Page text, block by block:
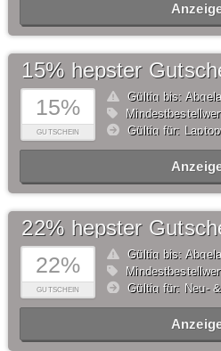
15%
GUTSCHEIN
15% hepster
Gültig bis:
Gültig für:
22%
GUTSCHEIN
22% hepster
Gültig bis:
Gültig für: Neu-